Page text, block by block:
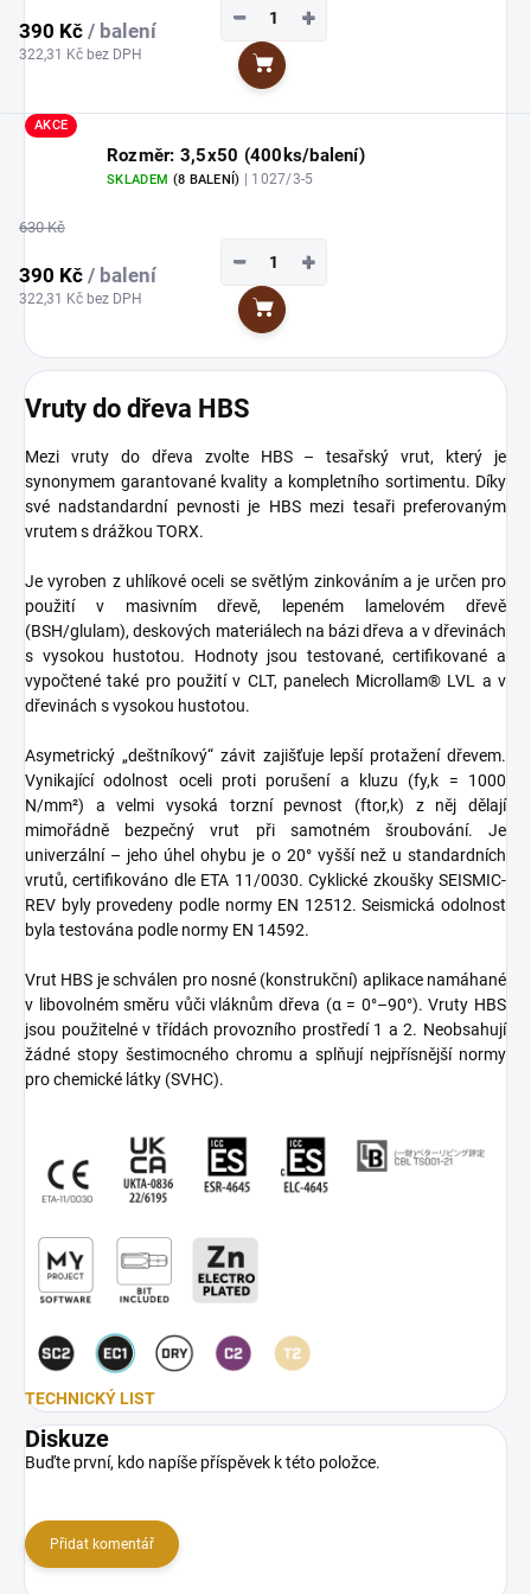
390 Kč / balení
322,31 Kč bez DPH
+
−
Do košíku
AKCE
Rozměr: 3,5x50 (400ks/balení)
SKLADEM (8 BALENÍ) | 1027/3-5
630 Kč
390 Kč / balení
322,31 Kč bez DPH
+
−
Do košíku
Vruty do dřeva HBS
Mezi vruty do dřeva zvolte HBS – tesařský vrut, který je
synonymem garantované kvality a kompletního sortimentu. Díky
své nadstandardní pevnosti je HBS mezi tesaři preferovaným
vrutem s drážkou TORX.
Je vyroben z uhlíkové oceli se světlým zinkováním a je určen pro
použití v masivním dřevě, lepeném lamelovém dřevě
(BSH/glulam), deskových materiálech na bázi dřeva a v dřevinách
s vysokou hustotou. Hodnoty jsou testované, certifikované a
vypočtené také pro použití v CLT, panelech Microllam® LVL a v
dřevinách s vysokou hustotou.
Asymetrický „deštníkový“ závit zajišťuje lepší protažení dřevem.
Vynikající odolnost oceli proti porušení a kluzu (fy,k = 1000
N/mm²) a velmi vysoká torzní pevnost (ftor,k) z něj dělají
mimořádně bezpečný vrut při samotném šroubování. Je
univerzální – jeho úhel ohybu je o 20° vyšší než u standardních
vrutů, certifikováno dle ETA 11/0030. Cyklické zkoušky SEISMIC-
REV byly provedeny podle normy EN 12512. Seismická odolnost
byla testována podle normy EN 14592.
Vrut HBS je schválen pro nosné (konstrukční) aplikace namáhané
v libovolném směru vůči vláknům dřeva (α = 0°–90°). Vruty HBS
jsou použitelné v třídách provozního prostředí 1 a 2. Neobsahují
žádné stopy šestimocného chromu a splňují nejpřísnější normy
pro chemické látky (SVHC).
TECHNICKÝ LIST
Diskuze
Buďte první, kdo napíše příspěvek k této položce.
Přidat komentář